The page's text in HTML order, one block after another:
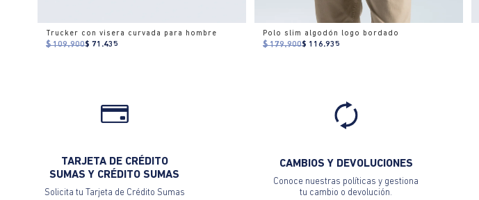
Trucker con visera curvada para hombre
$ 109.900$ 71.435
Polo slim algodón logo bordado
$ 179.900$ 116.935
TARJETA DE CRÉDITO
SUMAS Y CRÉDITO SUMAS
Solicita tu Tarjeta de Crédito Sumas
CAMBIOS Y DEVOLUCIONES
Conoce nuestras políticas y gestiona
tu cambio o devolución.